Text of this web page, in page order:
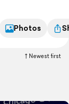
Photos
Newest first